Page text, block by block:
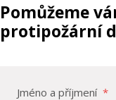
Pomůžeme
protipožární
Jméno a příjmení *